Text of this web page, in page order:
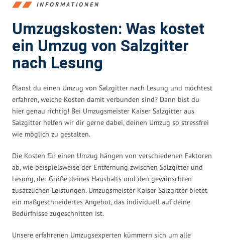
INFORMATIONEN
Umzugskosten: Was kostet
ein Umzug von Salzgitter
nach Lesung
Planst du einen Umzug von Salzgitter nach Lesung und möchtest
erfahren, welche Kosten damit verbunden sind? Dann bist du
hier genau richtig! Bei Umzugsmeister Kaiser Salzgitter aus
Salzgitter helfen wir dir gerne dabei, deinen Umzug so stressfrei
wie möglich zu gestalten.
Die Kosten für einen Umzug hängen von verschiedenen Faktoren
ab, wie beispielsweise der Entfernung zwischen Salzgitter und
Lesung, der Größe deines Haushalts und den gewünschten
zusätzlichen Leistungen. Umzugsmeister Kaiser Salzgitter bietet
ein maßgeschneidertes Angebot, das individuell auf deine
Bedürfnisse zugeschnitten ist.
Unsere erfahrenen Umzugsexperten kümmern sich um alle